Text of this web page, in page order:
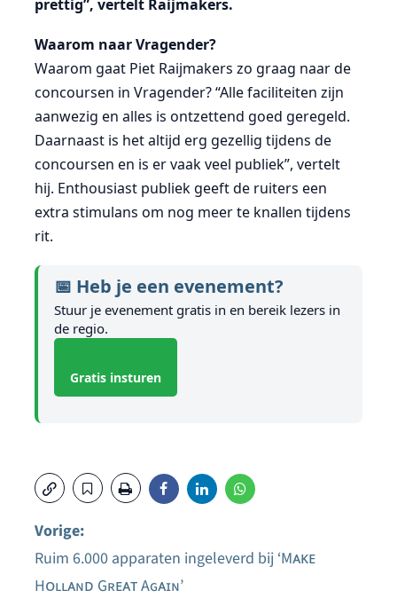
prettig”, vertelt Raijmakers.
Waarom naar Vragender?
Waarom gaat Piet Raijmakers zo graag naar de
concoursen in Vragender? “Alle faciliteiten zijn
aanwezig en alles is ontzettend goed geregeld.
Daarnaast is het altijd erg gezellig tijdens de
concoursen en is er vaak veel publiek”, vertelt
hij. Enthousiast publiek geeft de ruiters een
extra stimulans om nog meer te knallen tijdens
rit.
📅 Heb je een evenement?
Stuur je evenement gratis in en bereik lezers in
de regio.
Gratis insturen
Bericht
Vorige:
Ruim 6.000 apparaten ingeleverd bij ‘Mᴀᴋᴇ
Hᴏʟʟᴀɴᴅ Gʀᴇᴀᴛ Aɢᴀɪɴ’